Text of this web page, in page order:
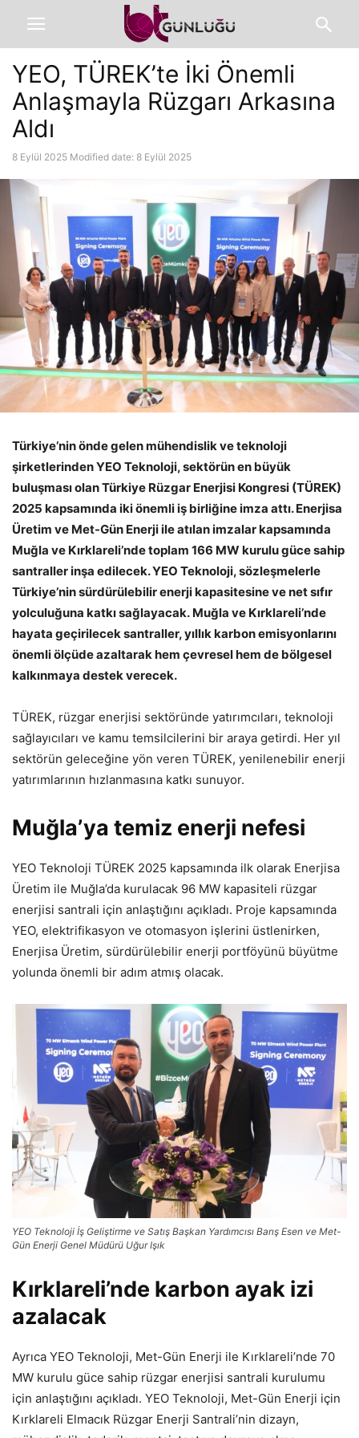
YEO, TÜREK’te İki Önemli
Anlaşmayla Rüzgarı Arkasına
Aldı
8 Eylül 2025 Modified date: 8 Eylül 2025
Türkiye’nin önde gelen mühendislik ve teknoloji
şirketlerinden YEO Teknoloji, sektörün en büyük
buluşması olan Türkiye Rüzgar Enerjisi Kongresi (TÜREK)
2025 kapsamında iki önemli iş birliğine imza attı. Enerjisa
Üretim ve Met-Gün Enerji ile atılan imzalar kapsamında
Muğla ve Kırklareli’nde toplam 166 MW kurulu güce sahip
santraller inşa edilecek. YEO Teknoloji, sözleşmelerle
Türkiye’nin sürdürülebilir enerji kapasitesine ve net sıfır
yolculuğuna katkı sağlayacak. Muğla ve Kırklareli’nde
hayata geçirilecek santraller, yıllık karbon emisyonlarını
önemli ölçüde azaltarak hem çevresel hem de bölgesel
kalkınmaya destek verecek.
TÜREK, rüzgar enerjisi sektöründe yatırımcıları, teknoloji
sağlayıcıları ve kamu temsilcilerini bir araya getirdi. Her yıl
sektörün geleceğine yön veren TÜREK, yenilenebilir enerji
yatırımlarının hızlanmasına katkı sunuyor.
Muğla’ya temiz enerji nefesi
YEO Teknoloji TÜREK 2025 kapsamında ilk olarak Enerjisa
Üretim ile Muğla’da kurulacak 96 MW kapasiteli rüzgar
enerjisi santrali için anlaştığını açıkladı. Proje kapsamında
YEO, elektrifikasyon ve otomasyon işlerini üstlenirken,
Enerjisa Üretim, sürdürülebilir enerji portföyünü büyütme
yolunda önemli bir adım atmış olacak.
YEO Teknoloji İş Geliştirme ve Satış Başkan Yardımcısı Barış Esen ve Met-
Gün Enerji Genel Müdürü Uğur Işık
Kırklareli’nde karbon ayak izi
azalacak
Ayrıca YEO Teknoloji, Met-Gün Enerji ile Kırklareli’nde 70
MW kurulu güce sahip rüzgar enerjisi santrali kurulumu
için anlaştığını açıkladı. YEO Teknoloji, Met-Gün Enerji için
Kırklareli Elmacık Rüzgar Enerji Santrali’nin dizayn,